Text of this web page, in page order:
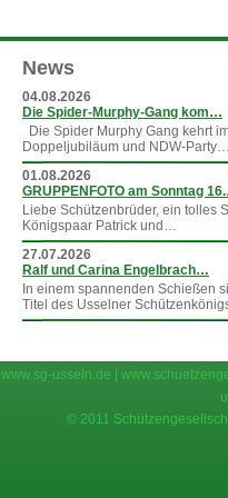
News
04.08.2026
Die Spider-Murphy-Gang kom…
Die Spider Murphy Gang kehrt
Doppeljubiläum und NDW-Party…
01.08.2026
GRUPPENFOTO am Sonntag
Liebe Schützenbrüder, ein tolles
Königspaar Patrick und…
27.07.2026
Ralf und Carina Engelbrach…
In einem spannenden Schießen
Titel des Usselner
www.sg-usseln.de
© 2011